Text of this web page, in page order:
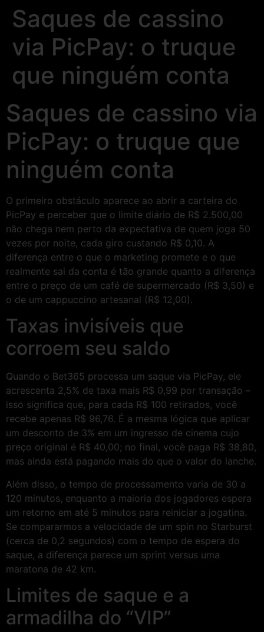
Saques de cassino
via PicPay: o truque
que ninguém conta
Saques de cassino via
PicPay: o truque que
ninguém conta
O primeiro obstáculo aparece ao abrir a carteira do
PicPay e perceber que o limite diário de R$ 2.500,00
não chega nem perto da expectativa de quem joga 50
vezes por noite, cada giro custando R$ 0,10. A
diferença entre o que o marketing promete e o que
realmente sai da conta é tão grande quanto a diferença
entre o preço de um café de supermercado (R$ 3,50) e
o de um cappuccino artesanal (R$ 12,00).
Taxas invisíveis que
corroem seu saldo
Quando o Bet365 processa um saque via PicPay, ele
acrescenta 2,5% de taxa mais R$ 0,99 por transação –
isso significa que, para cada R$ 100 retirados, você
recebe apenas R$ 96,76. É a mesma lógica que aplicar
um desconto de 3% em um ingresso de cinema cujo
preço original é R$ 40,00; no final, você paga R$ 38,80,
mas ainda está pagando mais do que o valor do lanche.
Além disso, o tempo de processamento varia de 30 a
120 minutos, enquanto a maioria dos jogadores espera
um retorno em até 5 minutos para reiniciar a jogatina.
Se compararmos a velocidade de um spin no Starburst
(cerca de 0,2 segundos) com o tempo de espera do
saque, a diferença parece um sprint versus uma
maratona de 42 km.
Limites de saque e a
armadilha do “VIP”